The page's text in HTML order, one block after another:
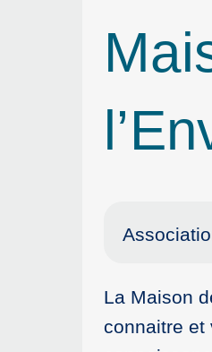
La Maison
connaitre et